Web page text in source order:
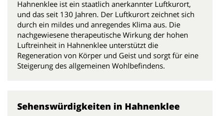
Hahnenklee ist ein staatlich anerkannter Luftkurort,
und das seit 130 Jahren. Der Luftkurort zeichnet sich
durch ein mildes und anregendes Klima aus. Die
nachgewiesene therapeutische Wirkung der hohen
Luftreinheit in Hahnenklee unterstützt die
Regeneration von Körper und Geist und sorgt für eine
Steigerung des allgemeinen Wohlbefindens.
Sehenswürdigkeiten in Hahnenklee